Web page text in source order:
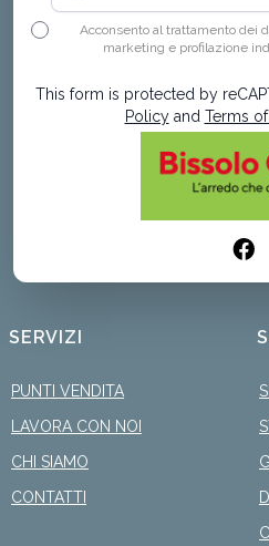
SERVIZI
PUNTI VENDITA
LAVORA CON NOI
CHI SIAMO
CONTATTI
Acconsento al trattamento dei
marketing e profilazione
This form is protected by
Policyand Terms